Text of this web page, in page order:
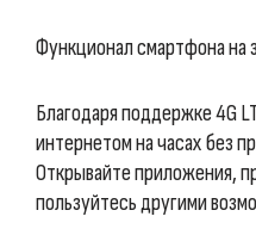
Функционал смартфона на
Благодаря поддержке 4G
интернетом на часах без
Открывайте приложения,
пользуйтесь другими